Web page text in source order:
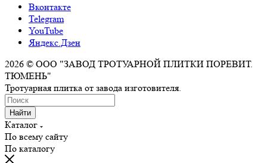
Вконтакте
Telegram
YouTube
Яндекс.Дзен
2026 © ООО "ЗАВОД ТРОТУАРНОЙ ПЛИТКИ ПОРЕВИТ.
ТЮМЕНЬ"
Тротуарная плитка от завода изготовителя.
Найти
Каталог
По всему сайту
По каталогу